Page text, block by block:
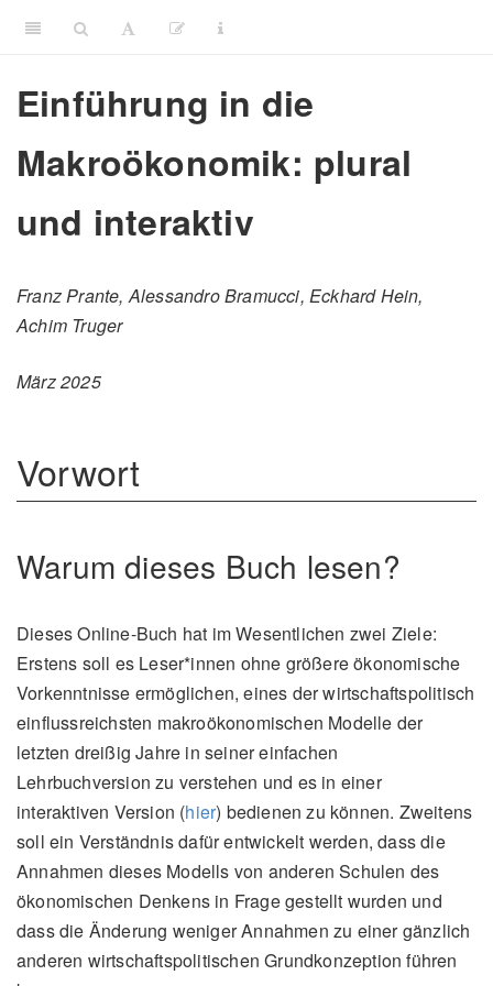
Einführung in die
Makroökonomik: plural
und interaktiv
Franz Prante, Alessandro Bramucci, Eckhard Hein,
Achim Truger
März 2025
Vorwort
Warum dieses Buch lesen?
Dieses Online-Buch hat im Wesentlichen zwei Ziele:
Erstens soll es Leser*innen ohne größere ökonomische
Vorkenntnisse ermöglichen, eines der wirtschaftspolitisch
einflussreichsten makroökonomischen Modelle der
letzten dreißig Jahre in seiner einfachen
Lehrbuchversion zu verstehen und es in einer
interaktiven Version (hier) bedienen zu können. Zweitens
soll ein Verständnis dafür entwickelt werden, dass die
Annahmen dieses Modells von anderen Schulen des
ökonomischen Denkens in Frage gestellt wurden und
dass die Änderung weniger Annahmen zu einer gänzlich
anderen wirtschaftspolitischen Grundkonzeption führen